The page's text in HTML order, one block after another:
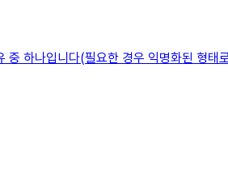
하나입니다(필요한 경우 익명화된 형